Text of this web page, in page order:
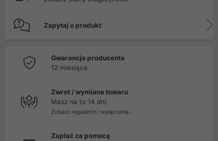
Zapytaj o produkt
Gwarancja producenta
12 miesiące
Zwrot / wymiana towaru
Masz na to 14 dni.
Zobacz regulamin i wyłączenia...
Zapłać za pomocą